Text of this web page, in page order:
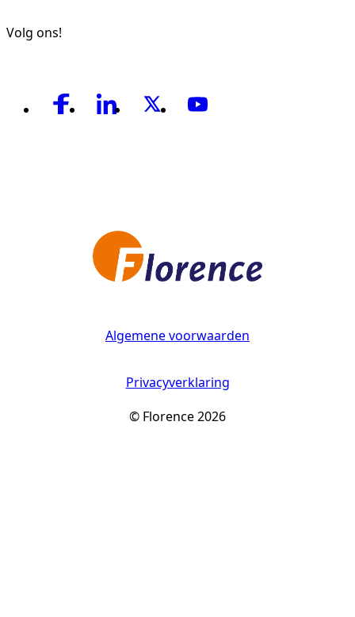
Volg ons!
Algemene voorwaarden
Privacyverklaring
© Florence 2026